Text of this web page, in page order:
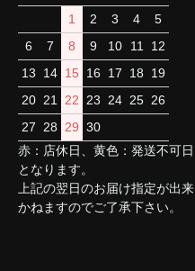
1
2 3 4
5
6
7 8 9 10 11
12
13
14 15 16 17 18
19
20 21 22 23 24 25 26
27
28 29 30
赤：店休日、黄色：発送不可日
となります。
上記の翌日のお届け指定が出来
かねますのでご了承下さい。